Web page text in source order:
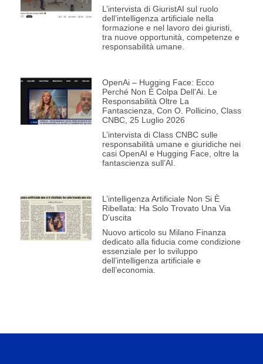
L’intervista di GiuristAI sul ruolo
dell’intelligenza artificiale nella
formazione e nel lavoro dei giuristi,
tra nuove opportunità, competenze e
responsabilità umane.
OpenAi – Hugging Face: Ecco
Perché Non È Colpa Dell’Ai. Le
Responsabilità Oltre La
Fantascienza, Con O. Pollicino, Class
CNBC, 25 Luglio 2026
L’intervista di Class CNBC sulle
responsabilità umane e giuridiche nei
casi OpenAI e Hugging Face, oltre la
fantascienza sull’AI.
L’intelligenza Artificiale Non Si È
Ribellata: Ha Solo Trovato Una Via
D’uscita
Nuovo articolo su Milano Finanza
dedicato alla fiducia come condizione
essenziale per lo sviluppo
dell’intelligenza artificiale e
dell’economia.